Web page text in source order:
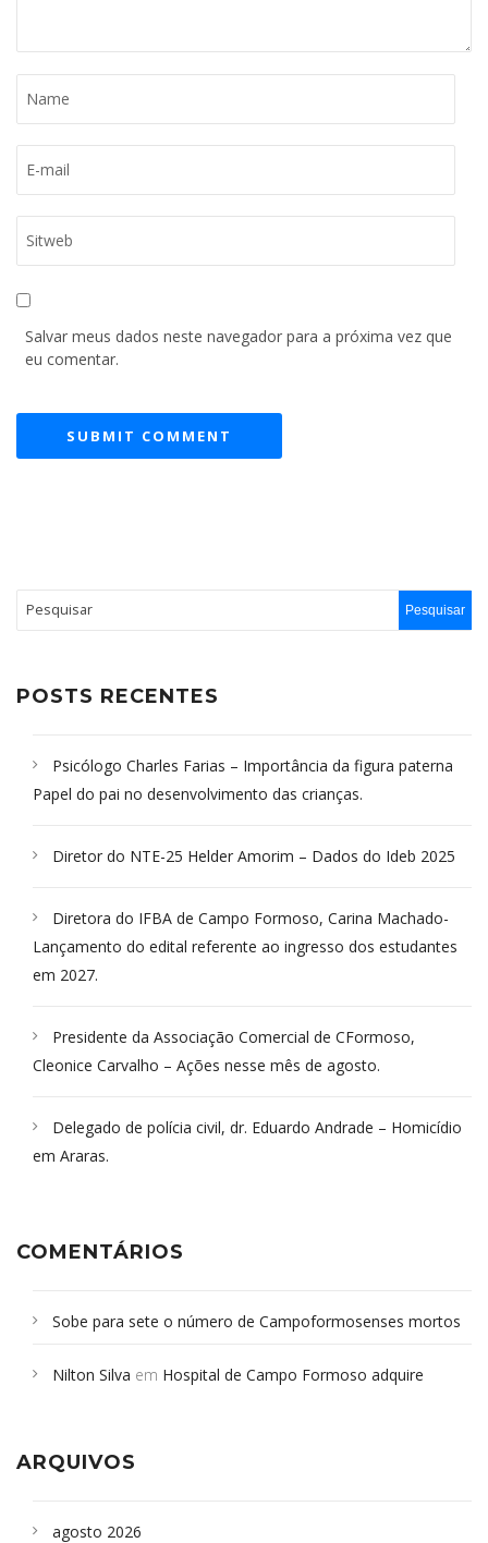
Salvar meus dados neste navegador para a próxima vez que
eu comentar.
POSTS RECENTES
Psicólogo Charles Farias – Importância da figura paterna
Papel do pai no desenvolvimento das crianças.
Diretor do NTE-25 Helder Amorim – Dados do Ideb 2025
Diretora do IFBA de Campo Formoso, Carina Machado-
Lançamento do edital referente ao ingresso dos estudantes
em 2027.
Presidente da Associação Comercial de CFormoso,
Cleonice Carvalho – Ações nesse mês de agosto.
Delegado de polícia civil, dr. Eduardo Andrade – Homicídio
em Araras.
COMENTÁRIOS
Sobe para sete o número de Campoformosenses mortos
Campoformosenses que morreram em desabamentos são
Nilton Silva em Hospital de Campo Formoso adquire
ARQUIVOS
agosto 2026